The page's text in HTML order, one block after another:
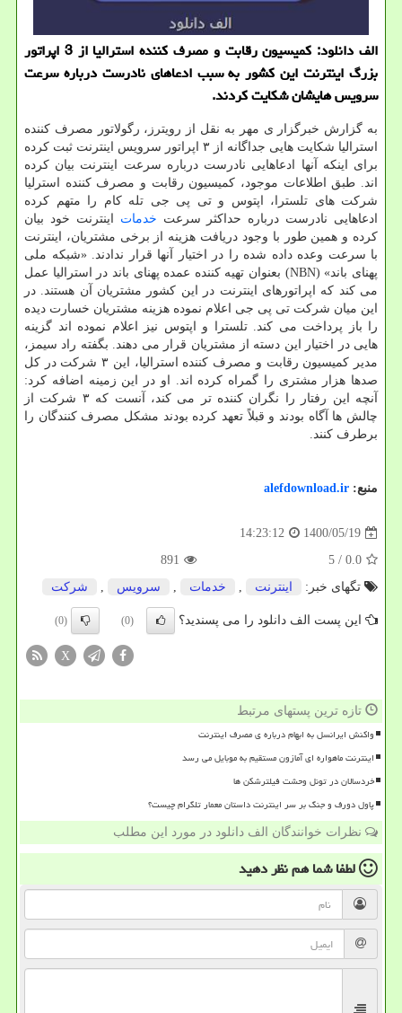
الف دانلود: کمیسیون رقابت و مصرف کننده استرالیا از 3 اپراتور
بزرگ اینترنت این کشور به سبب ادعاهای نادرست درباره سرعت
سرویس هایشان شکایت کردند.
به گزارش خبرگزار ی مهر به نقل از رویترز، رگولاتور مصرف کننده
استرالیا شکایت هایی جداگانه از ۳ اپراتور سرویس اینترنت ثبت کرده
برای اینکه آنها ادعاهایی نادرست درباره سرعت اینترنت بیان کرده
اند. طبق اطلاعات موجود، کمیسیون رقابت و مصرف کننده استرلیا
شرکت های تلسترا، اپتوس و تی پی جی تله کام را متهم کرده
ادعاهایی نادرست درباره حداکثر سرعت خدمات اینترنت خود بیان
کرده و همین طور با وجود دریافت هزینه از برخی مشتریان، اینترنت
با سرعت وعده داده شده را در اختیار آنها قرار ندادند. «شبکه ملی
پهنای باند» (NBN) بعنوان تهیه کننده عمده پهنای باند در استرالیا عمل
می کند که اپراتورهای اینترنت در این کشور مشتریان آن هستند. در
این میان شرکت تی پی جی اعلام نموده هزینه مشتریان خسارت دیده
را باز پرداخت می کند. تلسترا و اپتوس نیز اعلام نموده اند گزینه
هایی در اختیار این دسته از مشتریان قرار می دهند. بگفته راد سیمز،
مدیر کمیسیون رقابت و مصرف کننده استرالیا، این ۳ شرکت در کل
صدها هزار مشتری را گمراه کرده اند. او در این زمینه اضافه کرد:
آنچه این رفتار را نگران کننده تر می کند، آنست که ۳ شرکت از
چالش ها آگاه بودند و قبلاً تعهد کرده بودند مشکل مصرف کنندگان را
برطرف کنند.
منبع: alefdownload.ir
1400/05/19
14:23:12
0.0
/ 5
891
تگهای خبر:
اینترنت , خدمات , سرویس , شركت
این پست الف دانلود را می پسندید؟ (0)
(0)
X
تازه ترین پستهای مرتبط
واکنش ایرانسل به ابهام درباره ی مصرف اینترنت
اینترنت ماهواره ای آمازون مستقیم به موبایل می رسد
خردسالان در تونل وحشت فیلترشکن ها
پاول دورف و جنگ بر سر اینترنت داستان معمار تلگرام چیست؟
نظرات خوانندگان الف دانلود در مورد این مطلب
لطفا شما همنظر دهید